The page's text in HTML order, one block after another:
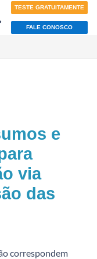
TESTE GRATUITAMENTE
FALE CONOSCO
e
via
das
correspondem